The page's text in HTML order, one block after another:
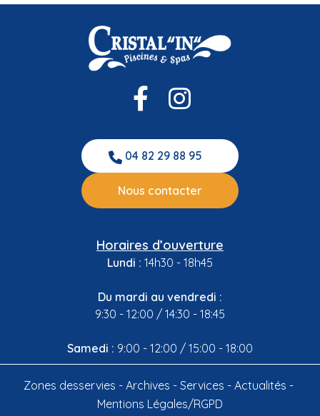
04 82 29 88 95
Nous contacter
Horaires d’ouverture
Lundi : 14h30 - 18h45
Du mardi au vendredi :
9:30 - 12:00 / 14:30 - 18:45
Samedi : 9:00 - 12:00 / 15:00 - 18:00
Zones desservies Archives Services
Actualités
Mentions Légales/RGPD